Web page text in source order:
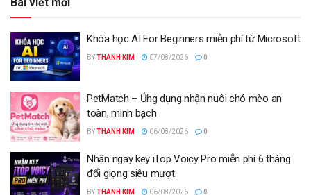
Khóa học AI For Beginners miễn phí từ Microsoft
BYTHANH KIM 07/08/2026 0
PetMatch – Ứng dụng nhận nuôi chó mèo an
toàn, minh bạch
BYTHANH KIM 06/08/2026 0
Nhận ngay key iTop Voicy Pro miễn phí 6 tháng
đổi giọng siêu mượt
BYTHANH KIM 06/08/2026 0